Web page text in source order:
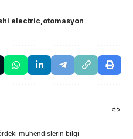
electric otomasyon
mühendislerin bilgi